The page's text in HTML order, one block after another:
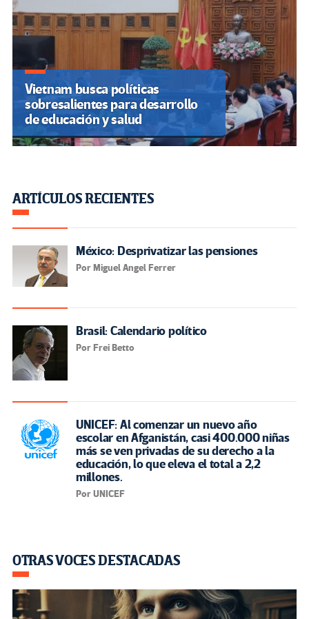
Vietnam busca políticas
sobresalientes para desarrollo
de educación y salud
ARTÍCULOS RECIENTES
México: Desprivatizar las pensiones
Por Miguel Angel Ferrer
Brasil: Calendario político
Por Frei Betto
UNICEF: Al comenzar un nuevo año
escolar en Afganistán, casi 400.000 niñas
más se ven privadas de su derecho a la
educación, lo que eleva el total a 2,2
millones.
Por UNICEF
OTRAS VOCES DESTACADAS